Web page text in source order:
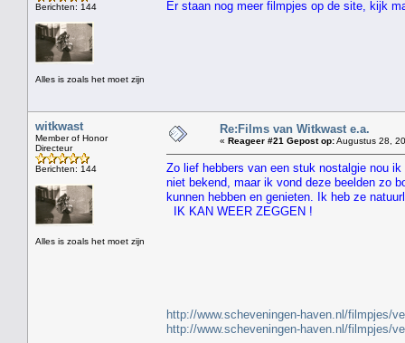
Berichten: 144
Alles is zoals het moet zijn
Er staan nog meer filmpjes op de site, kijk
witkwast
Member of Honor
Directeur
Berichten: 144
Alles is zoals het moet zijn
Re:Films van Witkwast e.a.
« Reageer #21 Gepost op:Augustus 28,
Zo lief hebbers van een stuk nostalgie nou
niet bekend, maar ik vond deze beelden zo
kunnen hebben en genieten. Ik heb ze
IK KAN WEER ZEGGEN !
http://www.scheveningen-haven.nl/filmpjes/
http://www.scheveningen-haven.nl/filmpjes/